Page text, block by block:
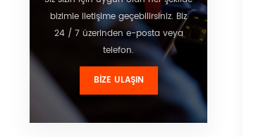
bizimle iletişime geçebilirsiniz. Biz
24 / 7 üzerinden e-posta veya
telefon.
BIZE ULAŞIN